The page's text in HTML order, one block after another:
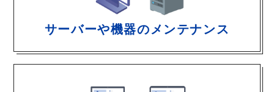
サーバーや機器のメンテナンス